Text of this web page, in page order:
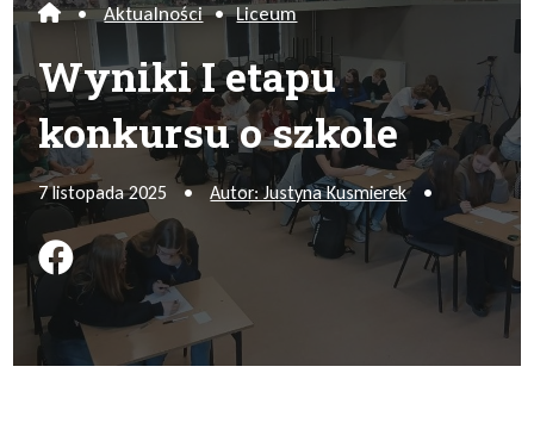
Home
• Aktualności • Liceum
Wyniki I etapu
konkursu o szkole
7 listopada 2025 • Autor: Justyna Kusmierek •
Podziel się na FB